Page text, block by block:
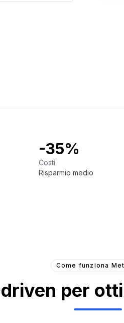
-35%
Costi
Risparmio medio
Come funziona
per